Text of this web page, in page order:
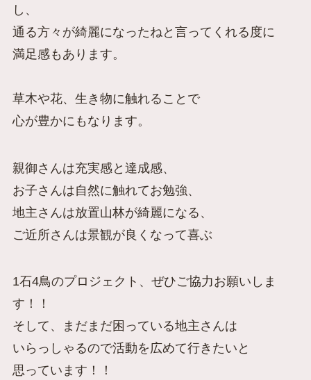
し、
通る方々が綺麗になったねと言ってくれる度に
満足感もあります。
草木や花、生き物に触れることで
心が豊かにもなります。
親御さんは充実感と達成感、
お子さんは自然に触れてお勉強、
地主さんは放置山林が綺麗になる、
ご近所さんは景観が良くなって喜ぶ
1石4鳥のプロジェクト、ぜひご協力お願いしま
す！！
そして、まだまだ困っている地主さんは
いらっしゃるので活動を広めて行きたいと
思っています！！